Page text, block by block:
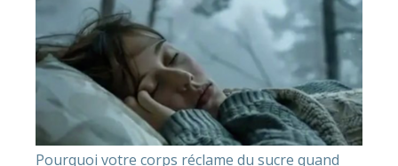
Pourquoi votre corps réclame du sucre quand